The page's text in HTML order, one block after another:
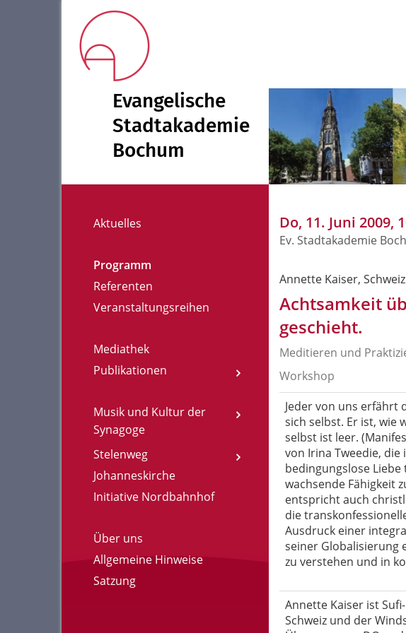
Evangelische
Stadtakademie
Bochum
Aktuelles
Programm
Referenten
Veranstaltungsreihen
Mediathek
Publikationen
Musik und Kultur der
Synagoge
Stelenweg
Johanneskirche
Initiative Nordbahnhof
Über uns
Allgemeine Hinweise
Satzung
Do, 11. Juni 2009,
Ev. Stadtakademie
Annette Kaiser, Schweiz
Achtsamkeit
geschieht.
Meditieren und
Workshop
Jeder von uns erfährt
sich selbst. Er ist, wie
selbst ist leer.
von Irina Tweedie,
bedingungslose
wachsende Fähigkeit
entspricht auch
die
Ausdruck einer
seiner Globalisierung
zu verstehen und in
Annette Kaiser ist
Schweiz und der